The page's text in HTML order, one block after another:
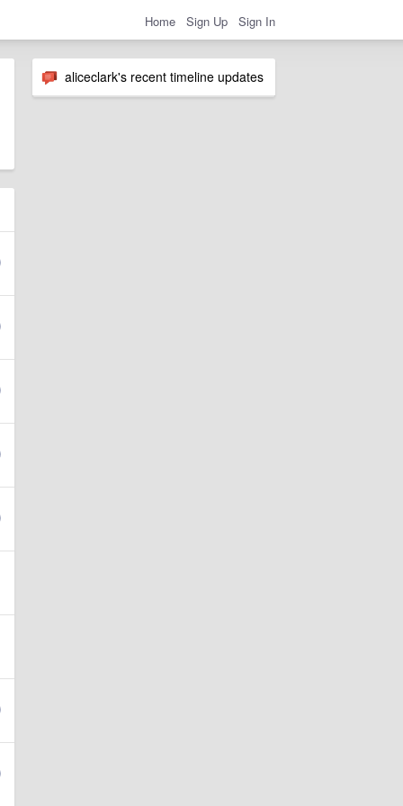
Home Sign Up Sign In
aliceclark's recent timeline updates